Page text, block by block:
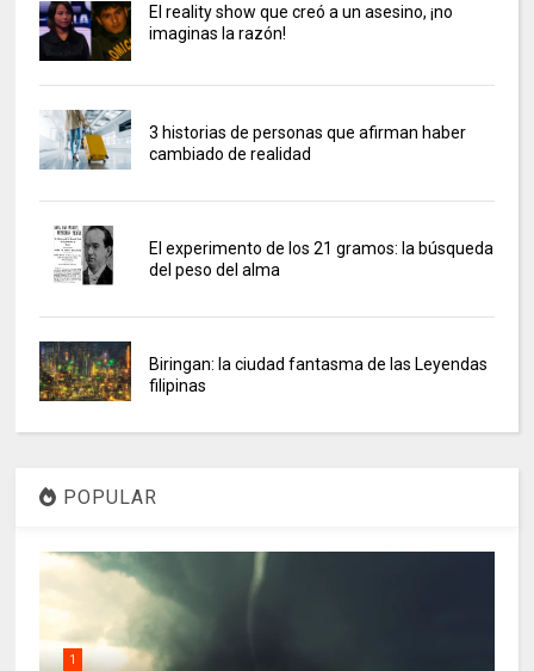
El reality show que creó a un asesino, ¡no
imaginas la razón!
3 historias de personas que afirman haber
cambiado de realidad
El experimento de los 21 gramos: la búsqueda
del peso del alma
Biringan: la ciudad fantasma de las Leyendas
filipinas
POPULAR
1